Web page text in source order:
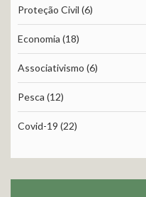
Proteção Civil (6)
Economia (18)
Associativismo (6)
Pesca (12)
Covid-19 (22)